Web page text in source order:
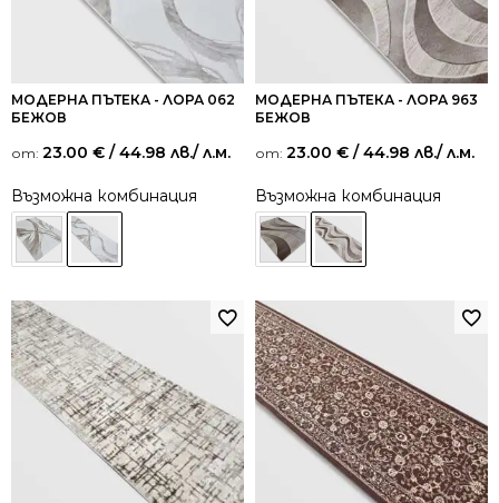
МОДЕРНА ПЪТЕКА - ЛОРА 062
БЕЖОВ
от: 23.00 € / 44.98 лв./ л.м.
Възможна комбинация
МОДЕРНА ПЪТЕКА - ЛОРА 963
БЕЖОВ
от: 23.00 € / 44.98 лв./ л.м.
Възможна комбинация